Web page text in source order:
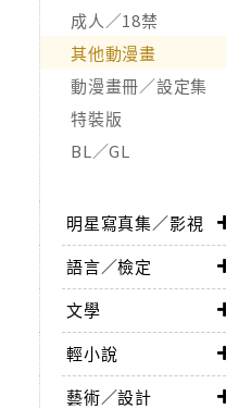
成人／18禁
其他動漫畫
動漫畫冊／設定集
特裝版
BL／GL
明星寫真集／影視
語言／檢定
文學
輕小說
藝術／設計